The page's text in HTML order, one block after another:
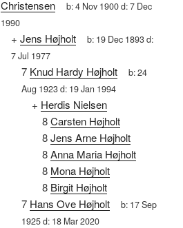
Christensen
b:4 Nov 1900d:7 Dec
1990
+ Jens Højholt b: 19 Dec 1893d:
7 Jul 1977
7 Knud Hardy Højholt b:24
Aug 1923d: 19 Jan 1994
+ Herdis Nielsen
8Carsten Højholt
8Jens Arne Højholt
8Anna Maria Højholt
8 Mona Højholt
8 Birgit Højholt
7 Hans Ove Højholt b: 17 Sep
1925d: 18 Mar 2020